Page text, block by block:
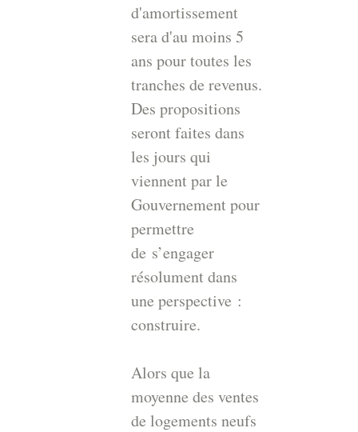
d'amortissement
sera d'au moins 5
ans pour toutes les
tranches de revenus.
Des propositions
seront faites dans
les jours qui
viennent par le
Gouvernement pour
permettre
de s’engager
résolument dans
une perspective :
construire.
Alors que la
moyenne des ventes
de logements neufs